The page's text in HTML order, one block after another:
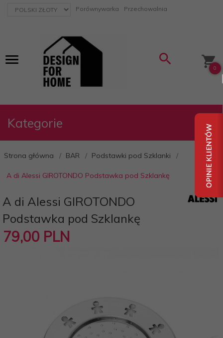
currency_h Porównywarka Przechowalnia
0
Kategorie
Strona główna BAR Podstawki pod Szklanki
A di Alessi GIROTONDO Podstawka pod Szklankę
A di Alessi GIROTONDO
Podstawka pod Szklankę
79,00 PLN